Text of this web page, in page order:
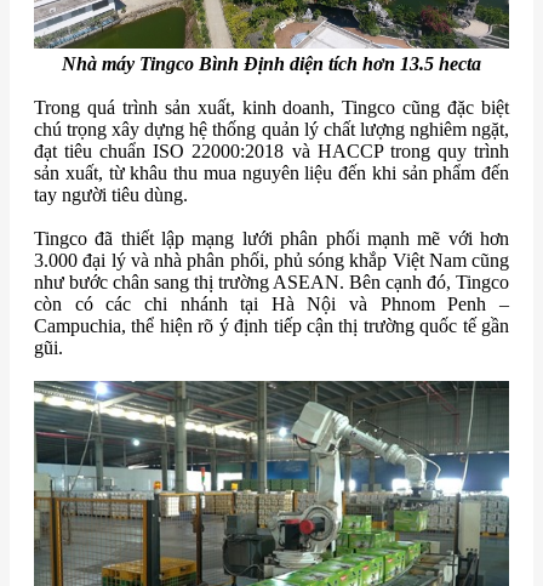
Nhà máy Tingco Bình Định diện tích hơn 13.5 hecta
Trong quá trình sản xuất, kinh doanh, Tingco cũng đặc biệt
chú trọng xây dựng hệ thống quản lý chất lượng nghiêm ngặt,
đạt tiêu chuẩn ISO 22000:2018 và HACCP trong quy trình
sản xuất, từ khâu thu mua nguyên liệu đến khi sản phẩm đến
tay người tiêu dùng.
Tingco đã thiết lập mạng lưới phân phối mạnh mẽ với hơn
3.000 đại lý và nhà phân phối, phủ sóng khắp Việt Nam cũng
như bước chân sang thị trường ASEAN. Bên cạnh đó, Tingco
còn có các chi nhánh tại Hà Nội và Phnom Penh –
Campuchia, thể hiện rõ ý định tiếp cận thị trường quốc tế gần
gũi.